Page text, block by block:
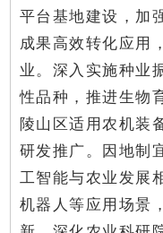
平台基地建设，加
成果高效转化应用
业。深入实施种业
性品种，推进生物
陵山区适用农机装
研发推广。因地制
工智能与农业发展
机器人等应用场景